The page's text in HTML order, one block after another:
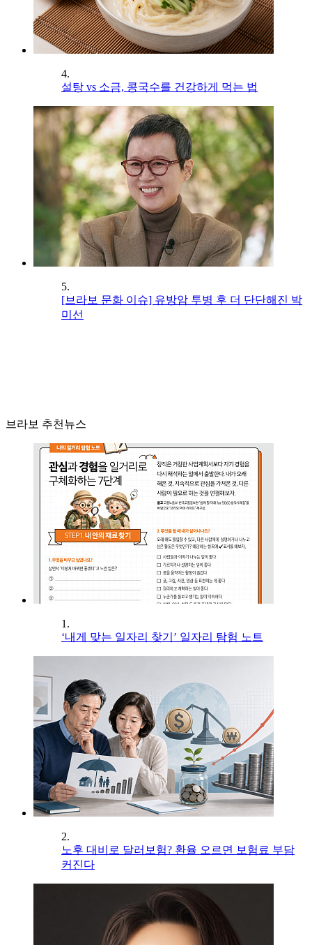
4.
설탕 vs 소금, 콩국수를 건강하게 먹는 법
5.
[브라보 문화 이슈] 유방암 투병 후 더 단단해진 박
미선
브라보 추천뉴스
1.
‘내게 맞는 일자리 찾기’ 일자리 탐험 노트
2.
노후 대비로 달러보험? 환율 오르면 보험료 부담
커진다